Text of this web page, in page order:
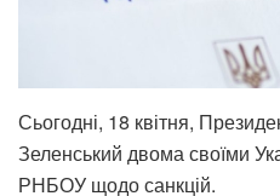
Сьогодні, 18 квітня,
Зеленський двома своїми
РНБОУ щодо санкцій.